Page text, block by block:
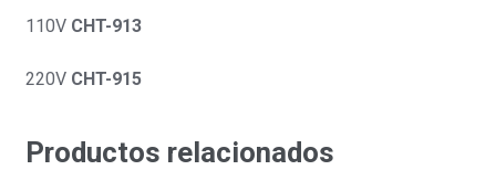
110V CHT-913
220V CHT-915
Productos relacionados